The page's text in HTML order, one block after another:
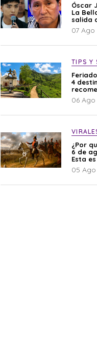
Óscar
La
salida
por
Naldy
07 Ago
TIPS Y
4
06
¿Por
6 de
Esta
05